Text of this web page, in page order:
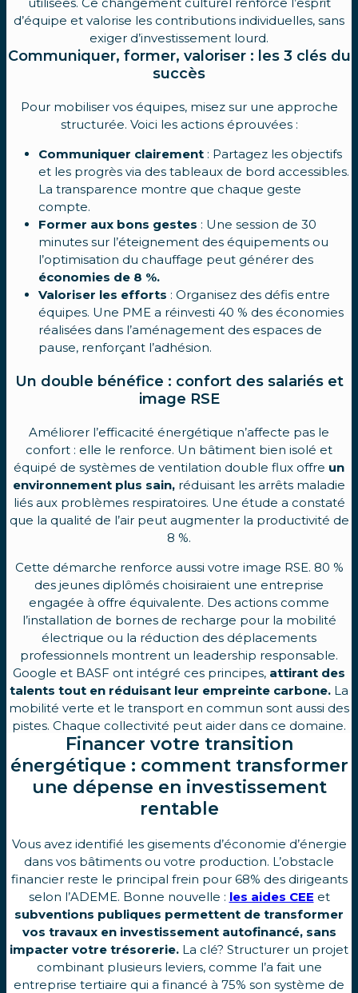
d’équipe et valorise les contributions individuelles, sans
exiger d’investissement lourd.
Communiquer, former, valoriser : les 3 clés du
succès
Pour mobiliser vos équipes, misez sur une approche
structurée. Voici les actionséprouvées :
Communiquer clairement : Partagez les objectifs
et les progrès via des tableaux de bord accessibles.
La transparence montre que chaque geste
compte.
Former aux bons gestes : Une session de 30
minutes sur l’éteignement des équipements ou
l’optimisation du chauffage peut générer des
économies de 8 %.
Valoriser les efforts : Organisez des défis entre
équipes. Une PME a réinvesti 40 % des économies
réalisées dans l’aménagement des espaces de
pause, renforçant l’adhésion.
Un double bénéfice : confort des salariés et
image RSE
Améliorer l’efficacité énergétique n’affecte pas le
confort : elle le renforce. Un bâtiment bien isolé et
équipé de systèmes de ventilation double flux offre un
environnement plus sain, réduisant les arrêts maladie
liés aux problèmes respiratoires. Une étude a constaté
que la qualité de l’air peut augmenter la productivité de
8 %.
Cette démarche renforce aussi votre image RSE. 80 %
des jeunes diplômés choisiraient une entreprise
engagée à offre équivalente. Des actions comme
l’installation de bornes de recharge pour la mobilité
électrique ou la réduction des déplacements
professionnels montrent un leadership responsable.
Google et BASF ont intégré ces principes, attirant des
talents tout en réduisant leur empreinte carbone. La
mobilité verte et le transport en commun sont aussi des
pistes. Chaque collectivité peut aider dans ce domaine.
Financer votre transition
énergétique : comment transformer
une dépense en investissement
rentable
Vous avez identifié les gisements d’économie d’énergie
dans vos bâtiments ou votre production. L’obstacle
financier reste le principal frein pour 68% des dirigeants
selon l’ADEME. Bonne nouvelle : les aides CEE et
subventions publiques permettent de transformer
vos travaux en investissement autofinancé, sans
impacter votre trésorerie. La clé? Structurer un projet
combinant plusieurs leviers, comme l’a fait une
entreprise tertiaire qui a financé à 75% son système de